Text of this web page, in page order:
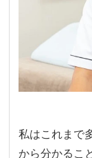
私はこれまで
から分かるこ